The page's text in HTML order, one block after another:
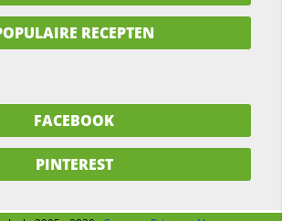
RECEPTEN
FACEBOOK
PINTEREST